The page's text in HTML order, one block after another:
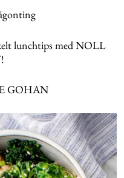
lunchtips med NOLL
GOHAN